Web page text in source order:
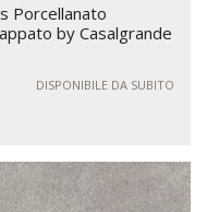
Porcellanato
by Casalgrande
DISPONIBILE DA SUBITO